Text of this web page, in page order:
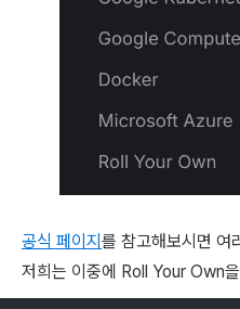
공식 페이지를 참고해보시면 여
저희는 이중에 Roll Your Own